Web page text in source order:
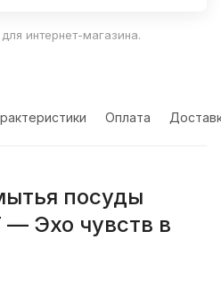
интернет-магазина.
Оплата
посуды
— Эхо чувств в